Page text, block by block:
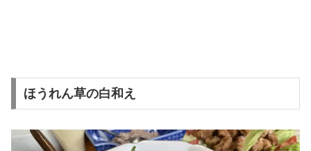
ほうれん草の白和え